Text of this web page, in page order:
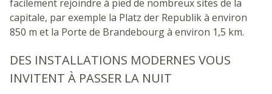
facilement rejoindre à pied de nombreux sites de la
capitale, par exemple la Platz der Republik à environ
850 m et la Porte de Brandebourg à environ 1,5 km.
DES INSTALLATIONS MODERNES VOUS
INVITENT À PASSER LA NUIT